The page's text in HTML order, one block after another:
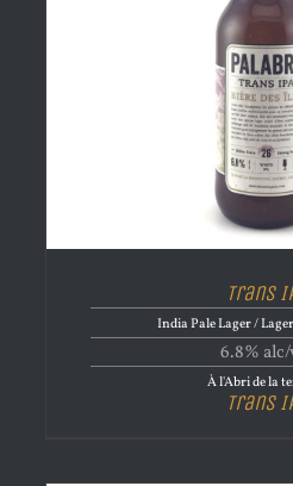
Trans
India Pale Lager /
6.8%
À l'Abri de la
Trans